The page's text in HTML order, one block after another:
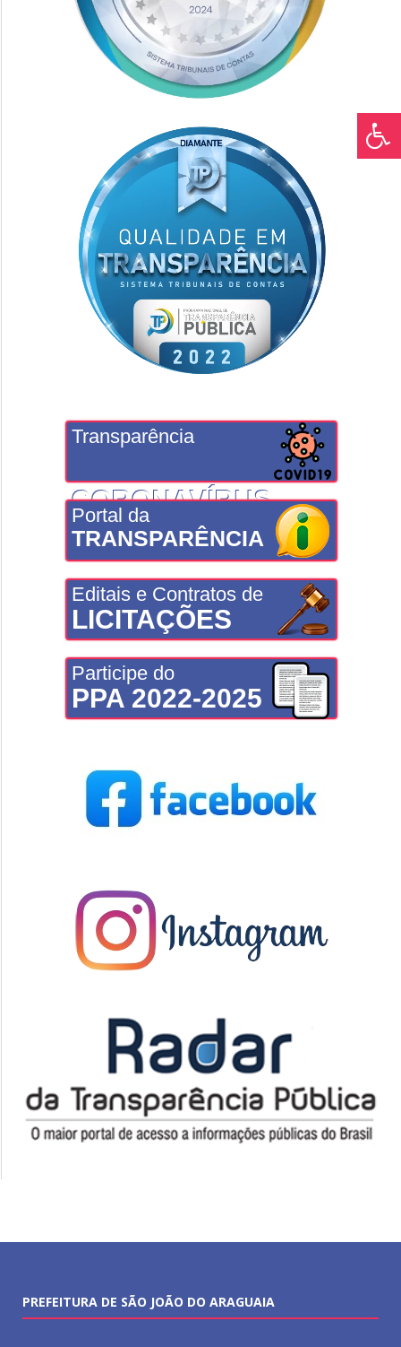
Transparência
CORONAVÍRUS
Portal da
TRANSPARÊNCIA
Editais e Contratos de
LICITAÇÕES
Participe do
PPA 2022-2025
PREFEITURA DE SÃO JOÃO DO ARAGUAIA